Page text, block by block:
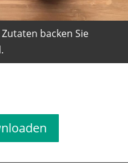
backen Sie